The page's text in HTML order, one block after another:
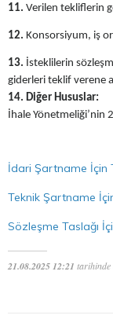
11. Verilen tekliflerin
12. Konsorsiyum, iş
13. İsteklilerin
giderleri teklif verene
14. Diğer Hususlar:
İhale Yönetmeliği’nin
İdari Şartname İçin
Teknik Şartname İçin
Sözleşme Taslağı
21.08.2025 12:21 tarihinde